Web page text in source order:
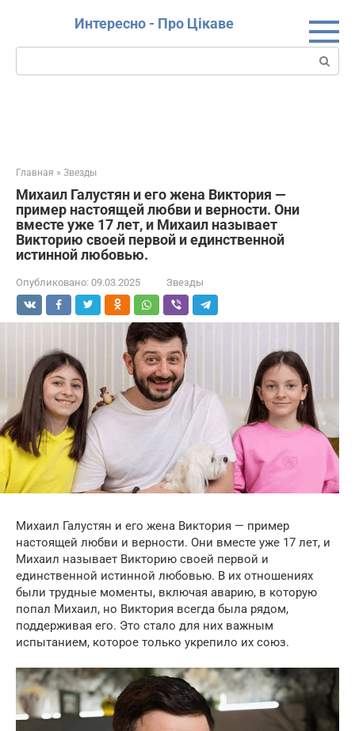
Интересно - Про Цікаве
Поиск:
Главная » Звезды
Михаил Галустян и его жена Виктория —
пример настоящей любви и верности. Они
вместе уже 17 лет, и Михаил называет
Викторию своей первой и единственной
истинной любовью.
Опубликовано: 09.03.2025 Звезды
Михаил Галустян и его жена Виктория — пример
настоящей любви и верности. Они вместе уже 17 лет, и
Михаил называет Викторию своей первой и
единственной истинной любовью. В их отношениях
были трудные моменты, включая аварию, в которую
попал Михаил, но Виктория всегда была рядом,
поддерживая его. Это стало для них важным
испытанием, которое только укрепило их союз.